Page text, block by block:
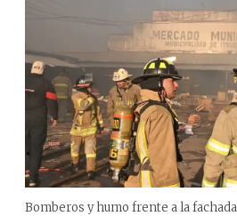
Bomberos y humo frente a la